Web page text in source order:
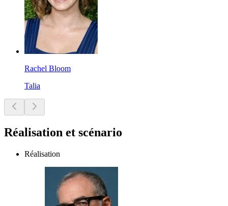
Rachel Bloom
Talia
Réalisation et scénario
Réalisation